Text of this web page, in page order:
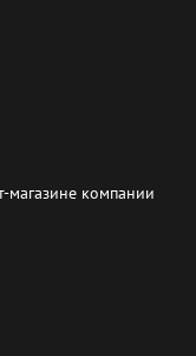
магазине компании